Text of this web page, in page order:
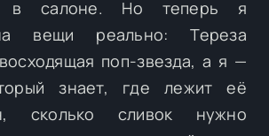
в салоне. Но теперь я
вещи реально: Тереза
поп-звезда, а я —
знает, где лежит её
сколько сливок нужно